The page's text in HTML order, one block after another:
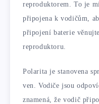
reproduktorem. To je
připojena k vodičům,
připojení baterie
reproduktoru.
Polarita je stanovena
ven. Vodiče jsou
znamená, že vodič